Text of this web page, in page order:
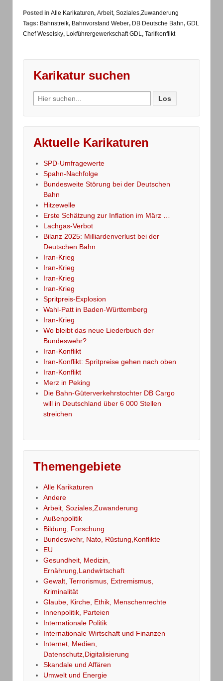
Posted in Alle Karikaturen, Arbeit, Soziales,Zuwanderung
Tags: Bahnstreik, Bahnvorstand Weber, DB Deutsche Bahn, GDL
Chef Weselsky, Lokführergewerkschaft GDL , Tarifkonflikt
Karikatur suchen
Search
for:
Aktuelle Karikaturen
SPD-Umfragewerte
Spahn-Nachfolge
Bundesweite Störung bei der Deutschen
Bahn
Hitzewelle
Erste Schätzung zur Inflation im März …
Lachgas-Verbot
Bilanz 2025: Milliardenverlust bei der
Deutschen Bahn
Iran-Krieg
Iran-Krieg
Iran-Krieg
Iran-Krieg
Spritpreis-Explosion
Wahl-Patt in Baden-Württemberg
Iran-Krieg
Wo bleibt das neue Liederbuch der
Bundeswehr?
Iran-Konflikt
Iran-Konflikt: Spritpreise gehen nach oben
Iran-Konflikt
Merz in Peking
Die Bahn-Güterverkehrstochter DB Cargo
will in Deutschland über 6 000 Stellen
streichen
Themengebiete
Alle Karikaturen
Andere
Arbeit, Soziales,Zuwanderung
Außenpolitik
Bildung, Forschung
Bundeswehr, Nato, Rüstung,Konflikte
EU
Gesundheit, Medizin,
Ernährung,Landwirtschaft
Gewalt, Terrorismus, Extremismus,
Kriminalität
Glaube, Kirche, Ethik, Menschenrechte
Innenpolitik, Parteien
Internationale Politik
Internationale Wirtschaft und Finanzen
Internet, Medien,
Datenschutz,Digitalisierung
Skandale und Affären
Umwelt und Energie